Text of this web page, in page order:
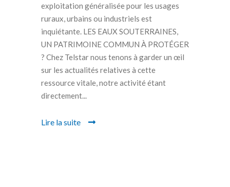
exploitation généralisée pour les usages
ruraux, urbains ou industriels est
inquiétante. LES EAUX SOUTERRAINES,
UN PATRIMOINE COMMUN À PROTÉGER
? Chez Telstar nous tenons à garder un œil
sur les actualités relatives à cette
ressource vitale, notre activité étant
directement...
Lire la suite